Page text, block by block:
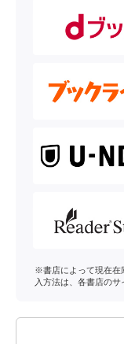
※書店によって現在在
入方法は、各書店のサ